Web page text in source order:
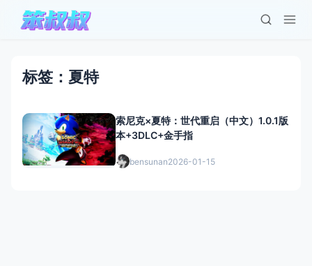
标签：夏特
索尼克×夏特：世代重启（中文）1.0.1版
本+3DLC+金手指
bensunan2026-01-15